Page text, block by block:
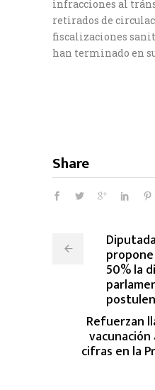
infracciones al
retirados de
fiscalizaciones
han terminado en
Share
50% la
Refuerzan
cifras en la